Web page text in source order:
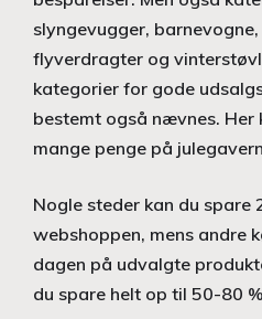
slyngevugger,
flyverdragter og
kategorier for gode
bestemt også nævnes. Her
mange penge på
Nogle steder kan du spare
webshoppen, mens andre
dagen på udvalgte
du spare helt op til 50-80